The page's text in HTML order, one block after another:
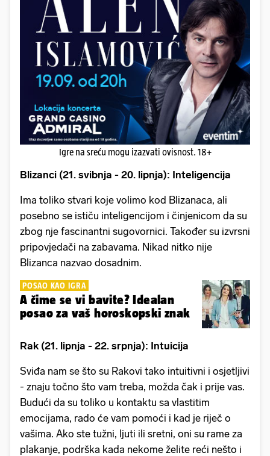
Igre na sreću mogu izazvati ovisnost. 18+
Blizanci (21. svibnja - 20. lipnja): Inteligencija
Ima toliko stvari koje volimo kod Blizanaca, ali
posebno se ističu inteligencijom i činjenicom da su
zbog nje fascinantni sugovornici. Također su izvrsni
pripovjedači na zabavama. Nikad nitko nije
Blizanca nazvao dosadnim.
POSAO KAO IGRA
A čime se vi bavite? Idealan
posao za vaš horoskopski znak
Rak (21. lipnja - 22. srpnja): Intuicija
Sviđa nam se što su Rakovi tako intuitivni i osjetljivi
- znaju točno što vam treba, možda čak i prije vas.
Budući da su toliko u kontaktu sa vlastitim
emocijama, rado će vam pomoći i kad je riječ o
vašima. Ako ste tužni, ljuti ili sretni, oni su rame za
plakanje, podrška kada nekome želite reći nešto i